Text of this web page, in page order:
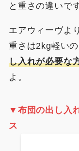
と重さの違いで
エアウィーヴよ
重さは2kg軽いの
し入れが必要な
よ。
▼ 布団の出し入
ス